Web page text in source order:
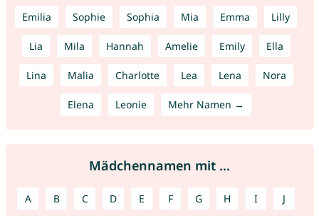
Emilia Sophie Sophia Mia Emma Lilly
Lia Mila Hannah Amelie Emily Ella
Lina Malia Charlotte Lea Lena Nora
Elena Leonie Mehr Namen →
Mädchennamen mit ...
A B C D E F G H I J